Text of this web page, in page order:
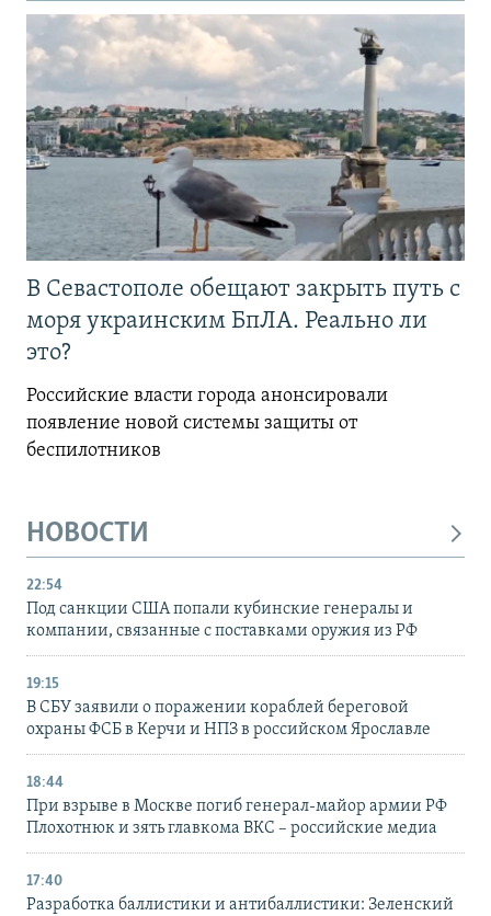
В Севастополе обещают закрыть путь с
моря украинским БпЛА. Реально ли
это?
Российские власти города анонсировали
появление новой системы защиты от
беспилотников
НОВОСТИ
22:54
Под санкции США попали кубинские генералы и
компании, связанные с поставками оружия из РФ
19:15
В СБУ заявили о поражении кораблей береговой
охраны ФСБ в Керчи и НПЗ в российском Ярославле
18:44
При взрыве в Москве погиб генерал-майор армии РФ
Плохотнюк и зять главкома ВКС – российские медиа
17:40
Разработка баллистики и антибаллистики: Зеленский